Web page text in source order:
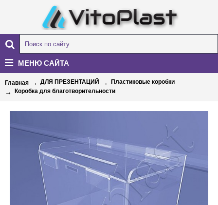
МЕНЮ САЙТА
Главная ДЛЯ ПРЕЗЕНТАЦИЙ
Пластиковые коробки
Коробка для благотворительности